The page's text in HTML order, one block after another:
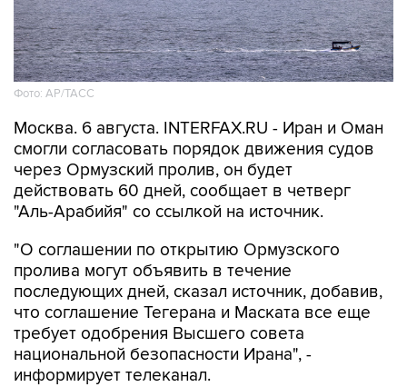
Фото: AP/ТАСС
Москва. 6 августа. INTERFAX.RU - Иран и Оман
смогли согласовать порядок движения судов
через Ормузский пролив, он будет
действовать 60 дней, сообщает в четверг
"Аль-Арабийя" со ссылкой на источник.
"О соглашении по открытию Ормузского
пролива могут объявить в течение
последующих дней, сказал источник, добавив,
что соглашение Тегерана и Маската все еще
требует одобрения Высшего совета
национальной безопасности Ирана", -
информирует телеканал.